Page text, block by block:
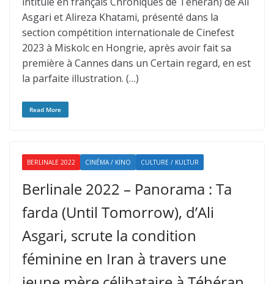
Asgari et Alireza Khatami, présenté dans la
section compétition internationale de Cinefest
2023 à Miskolc en Hongrie, après avoir fait sa
première à Cannes dans un Certain regard, en est
la parfaite illustration. (…)
Read More
BERLINALE 2022 CINÉMA / KINO CULTURE / KULTUR
Berlinale 2022 – Panorama : Ta
farda (Until Tomorrow), d’Ali
Asgari, scrute la condition
féminine en Iran à travers une